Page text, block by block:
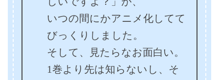
いつの間にかアニメ化してて
びっくりしました。
そして、見たらなお面白い。
1巻より先は知らないし、そ